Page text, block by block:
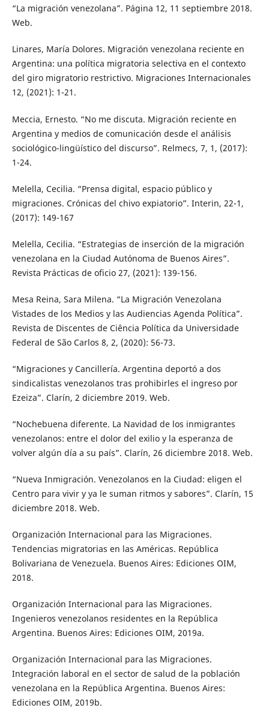
“La migración venezolana”. Página 12, 11 septiembre 2018.
Web.
Linares, María Dolores. Migración venezolana reciente en
Argentina: una política migratoria selectiva en el contexto
del giro migratorio restrictivo. Migraciones Internacionales
12, (2021): 1-21.
Meccia, Ernesto. “No me discuta. Migración reciente en
Argentina y medios de comunicación desde el análisis
sociológico-lingüístico del discurso”. Relmecs, 7, 1, (2017):
1-24.
Melella, Cecilia. “Prensa digital, espacio público y
migraciones. Crónicas del chivo expiatorio”. Interin, 22-1,
(2017): 149-167
Melella, Cecilia. “Estrategias de inserción de la migración
venezolana en la Ciudad Autónoma de Buenos Aires”.
Revista Prácticas de oficio 27, (2021): 139-156.
Mesa Reina, Sara Milena. “La Migración Venezolana
Vistades de los Medios y las Audiencias Agenda Política”.
Revista de Discentes de Ciência Política da Universidade
Federal de São Carlos 8, 2, (2020): 56-73.
“Migraciones y Cancillería. Argentina deportó a dos
sindicalistas venezolanos tras prohibirles el ingreso por
Ezeiza”. Clarín, 2 diciembre 2019. Web.
“Nochebuena diferente. La Navidad de los inmigrantes
venezolanos: entre el dolor del exilio y la esperanza de
volver algún día a su país”. Clarín, 26 diciembre 2018. Web.
“Nueva Inmigración. Venezolanos en la Ciudad: eligen el
Centro para vivir y ya le suman ritmos y sabores”. Clarín, 15
diciembre 2018. Web.
Organización Internacional para las Migraciones.
Tendencias migratorias en las Américas. República
Bolivariana de Venezuela. Buenos Aires: Ediciones OIM,
2018.
Organización Internacional para las Migraciones.
Ingenieros venezolanos residentes en la República
Argentina. Buenos Aires: Ediciones OIM, 2019a.
Organización Internacional para las Migraciones.
Integración laboral en el sector de salud de la población
venezolana en la República Argentina. Buenos Aires:
Ediciones OIM, 2019b.